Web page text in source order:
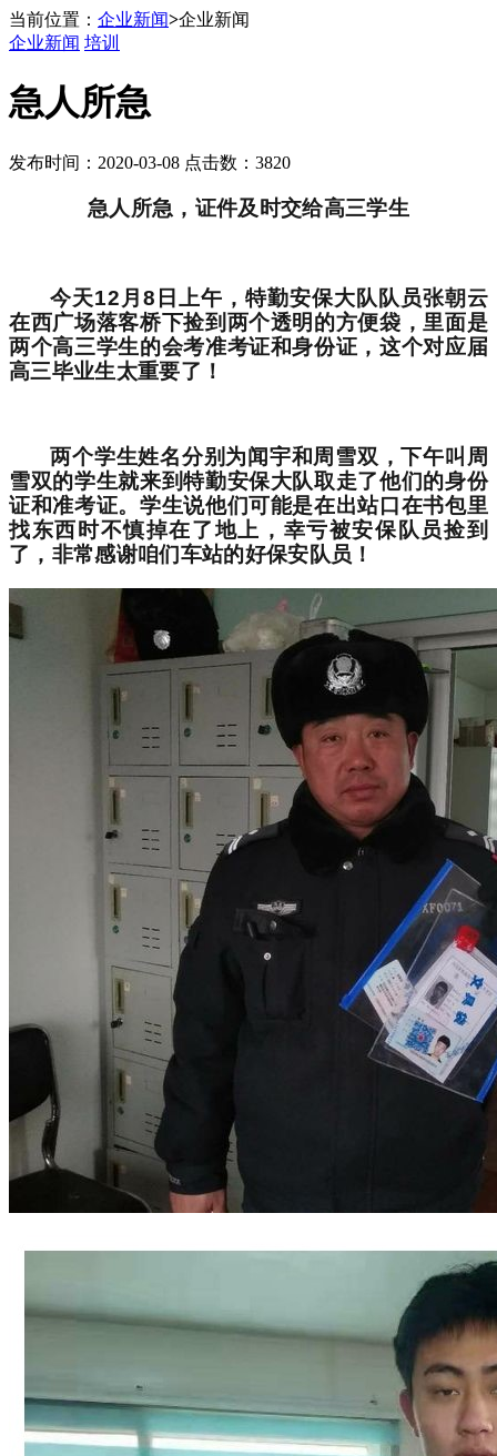
当前位置： 企业新闻>企业新闻
企业新闻 培训
急人所急
发布时间：2020-03-08 点击数：3820
急人所急，证件及时交给高三学生
今天12 月 8 日上午，特勤安保大队队员张朝云
在西广场落客桥下捡到两个透明的方便袋，里面是
两个高三学生的会考准考证和身份证，这个对应届
高三毕业生太重要了！
两个学生姓名分别为闻宇和周雪双，下午叫周
雪双的学生就来到特勤安保大队取走了他们的身份
证和准考证。学生说他们可能是在出站口在书包里
找东西时不慎掉在了地上，幸亏被安保队员捡到
了，非常感谢咱们车站的好保安队员！